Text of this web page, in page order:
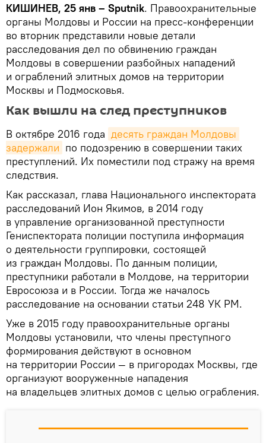
КИШИНЕВ, 25 янв – Sputnik. Правоохранительные
органы Молдовы и России на пресс-конференции
во вторник представили новые детали
расследования дел по обвинению граждан
Молдовы в совершении разбойных нападений
и ограблений элитных домов на территории
Москвы и Подмосковья.
Как вышли на след преступников
В октябре 2016 года десять граждан Молдовы
задержали по подозрению в совершении таких
преступлений. Их поместили под стражу на время
следствия.
Как рассказал, глава Национального инспектората
расследований Ион Якимов, в 2014 году
в управление организованной преступности
Гениспектората полиции поступила информация
о деятельности группировки, состоящей
из граждан Молдовы. По данным полиции,
преступники работали в Молдове, на территории
Евросоюза и в России. Тогда же началось
расследование на основании статьи 248 УК РМ.
Уже в 2015 году правоохранительные органы
Молдовы установили, что члены преступного
формирования действуют в основном
на территории России — в пригородах Москвы, где
организуют вооруженные нападения
на владельцев элитных домов с целью ограбления.